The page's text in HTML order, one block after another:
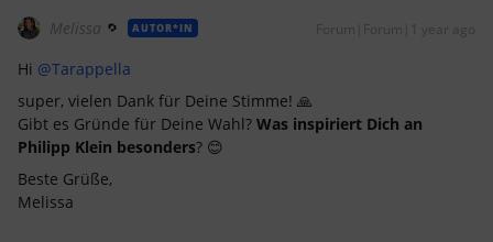
Melissa AUTOR*IN Forum|Forum|1 year ago
Hi @Tarappella
super, vielen Dank für Deine Stimme! 🙏
Gibt es Gründe für Deine Wahl? Was inspiriert Dich an
Philipp Klein besonders? 😊
Beste Grüße,
Melissa